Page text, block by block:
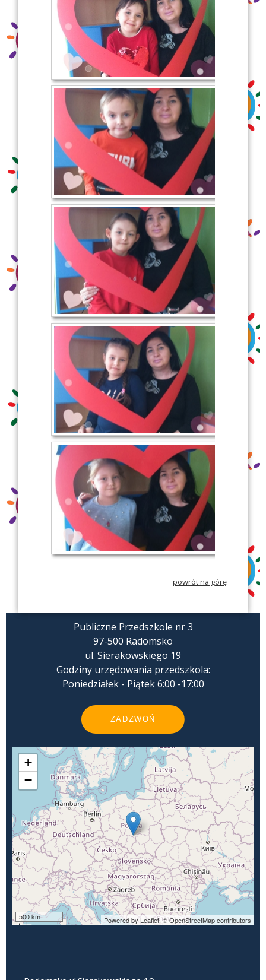
powrót na górę
Publiczne Przedszkole nr 3
97-500 Radomsko
ul. Sierakowskiego 19
Godziny urzędowania przedszkola:
Poniedziałek - Piątek 6:00 -17:00
ZADZWOŃ
+
−
500 km Powered by Leaflet,© OpenStreetMap contributors